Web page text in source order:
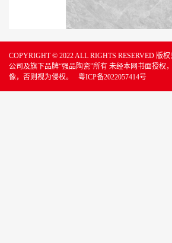
COPYRIGHT © 2022 ALL RIGHTS RESERVED 版
公司及旗下品牌“强品陶瓷”所有 未经本网书面授权
像，否则视为侵权。 粤ICP备2022057414号